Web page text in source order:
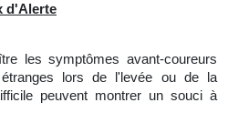
d'Alerte
les symptômes avant-coureurs
lors de l'levée ou de la
peuvent montrer un souci à